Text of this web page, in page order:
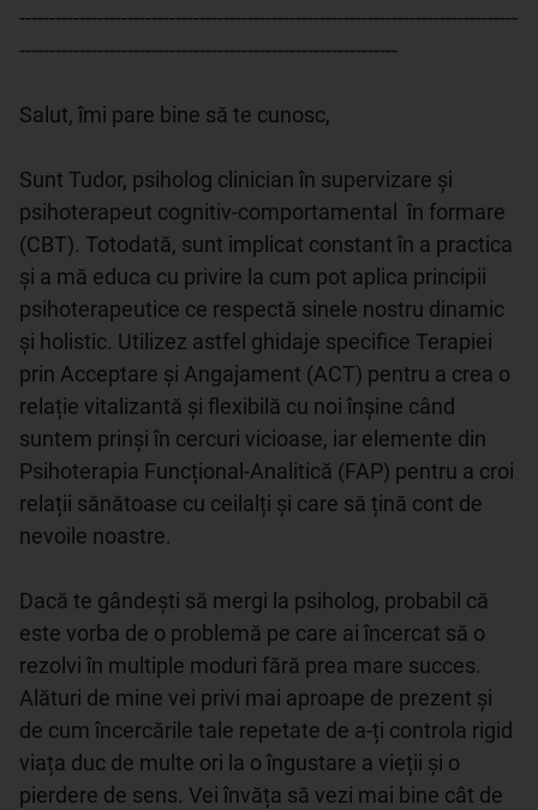
-----------------------------------------------------------------------------------
---------------------------------------------------------------
Salut, îmi pare bine să te cunosc,
Sunt Tudor, psiholog clinician în supervizare și
psihoterapeut cognitiv-comportamental  în formare
(CBT). Totodată, sunt implicat constant în a practica
și a mă educa cu privire la cum pot aplica principii
psihoterapeutice ce respectă sinele nostru dinamic
și holistic. Utilizez astfel ghidaje specifice Terapiei
prin Acceptare și Angajament (ACT) pentru a crea o
relație vitalizantă și flexibilă cu noi înșine când
suntem prinși în cercuri vicioase, iar elemente din
Psihoterapia Funcțional-Analitică (FAP) pentru a croi
relații sănătoase cu ceilalți și care să țină cont de
nevoile noastre.
Dacă te gândești să mergi la psiholog, probabil că
este vorba de o problemă pe care ai încercat să o
rezolvi în multiple moduri fără prea mare succes.
Alături de mine vei privi mai aproape de prezent și
de cum încercările tale repetate de a-ți controla rigid
viața duc de multe ori la o îngustare a vieții și o
pierdere de sens. Vei învăța să vezi mai bine cât de